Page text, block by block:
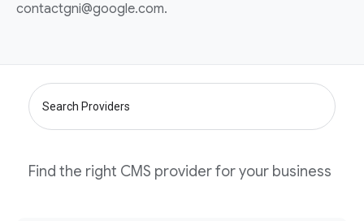
contactgni@google.com.
Find the right CMS provider for your business